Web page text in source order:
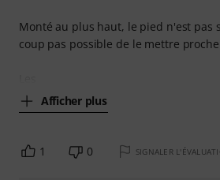
Monté au plus haut, le pied n'est pas
coup pas possible de le mettre
Afficher plus
1 0 SIGNALER